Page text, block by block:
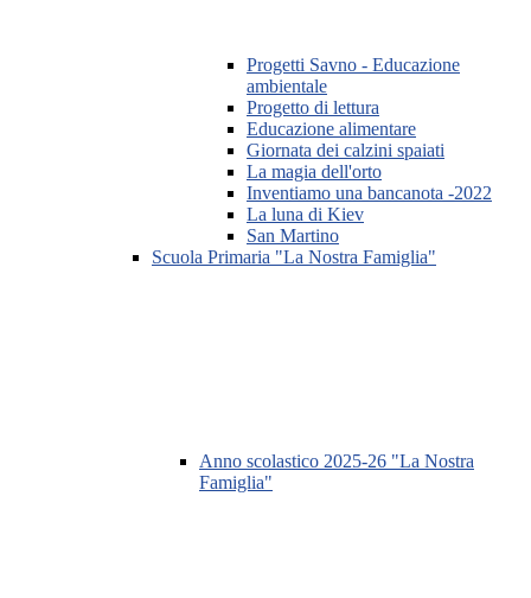
Progetti Savno - Educazione
ambientale
Progetto di lettura
Educazione alimentare
Giornata dei calzini spaiati
La magia dell'orto
Inventiamo una bancanota -2022
La luna di Kiev
San Martino
Scuola Primaria "La Nostra Famiglia"
Anno scolastico 2025-26 "La Nostra
Famiglia"